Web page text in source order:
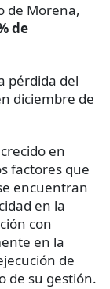
de Morena,
de
pérdida del
diciembre de
en
factores que
encuentran
en la
con
en la
de
de su gestión.